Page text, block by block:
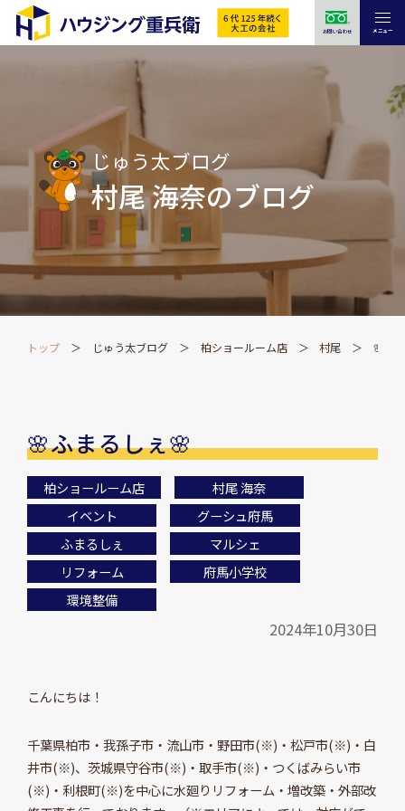
お問い合わせ メニュー
じゅう太ブログ
村尾 海奈のブログ
トップ じゅう太ブログ 柏ショールーム店 村尾 🌸ふ
🌸ふまるしぇ🌸
柏ショールーム店
村尾 海奈
イベント
グーシュ府馬
ふまるしぇ
マルシェ
リフォーム
府馬小学校
環境整備
2024年10月30日
こんにちは！
千葉県柏市・我孫子市・流山市・野田市(※)・松戸市(※)・白
井市(※)、茨城県守谷市(※)・取手市(※)・つくばみらい市
(※)・利根町(※)を中心に水廻りリフォーム・増改築・外部改